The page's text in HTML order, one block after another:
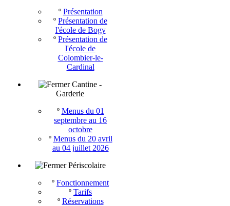
º Présentation
º Présentation de
l'école de Bogy
º Présentation de
l'école de
Colombier-le-
Cardinal
Cantine -
Garderie
º Menus du 01
septembre au 16
octobre
º Menus du 20 avril
au 04 juillet 2026
Périscolaire
º Fonctionnement
º Tarifs
º Réservations